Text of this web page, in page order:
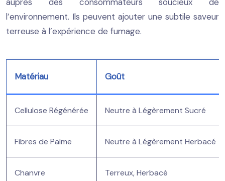
l’environnement. Ils peuvent ajouter une subtile saveur
terreuse à l’expérience de fumage.
Matériau Goût
Cellulose Régénérée Neutre à Légèrement Sucré
Fibres de Palme Neutre à Légèrement Herbacé
Chanvre Terreux, Herbacé